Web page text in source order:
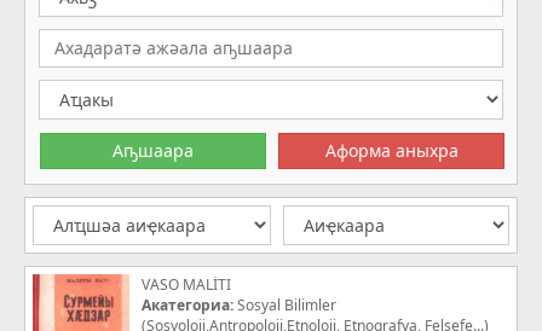
VASO MALİTI
Акатегориа:Sosyal Bilimler
(Sosyoloji,Antropoloji,Etnoloji, Etnografya, Felsefe...)